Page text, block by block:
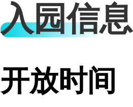
入园信息
开放时间